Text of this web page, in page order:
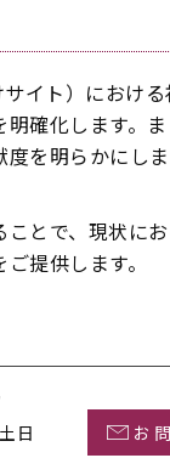
イト）における
確化します。ま
を明らかにしま
とで、現状に
提供します。
日
お